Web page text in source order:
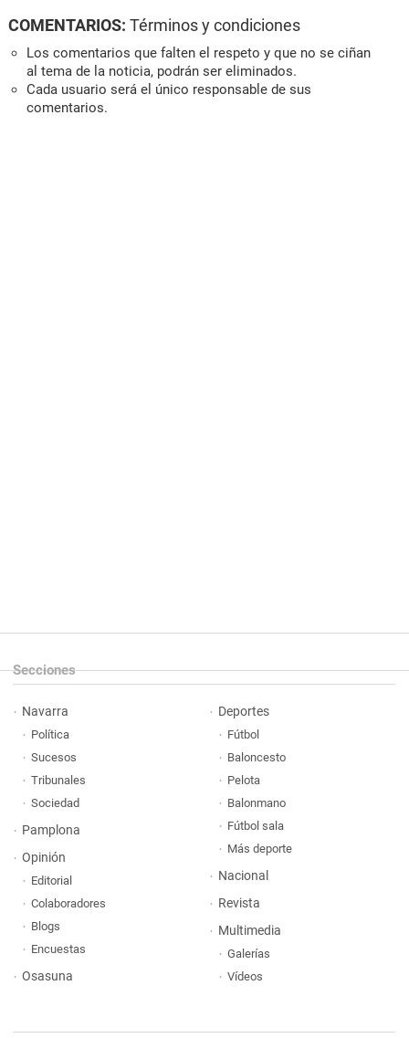
COMENTARIOS: Términos y condiciones
Los comentarios que falten el respeto y que no se ciñan
al tema de la noticia, podrán ser eliminados.
Cada usuario será el único responsable de sus
comentarios.
Secciones
Navarra
Política
Sucesos
Tribunales
Sociedad
Pamplona
Opinión
Editorial
Colaboradores
Blogs
Encuestas
Osasuna
Deportes
Fútbol
Baloncesto
Pelota
Balonmano
Fútbol sala
Más deporte
Nacional
Revista
Multimedia
Galerías
Vídeos